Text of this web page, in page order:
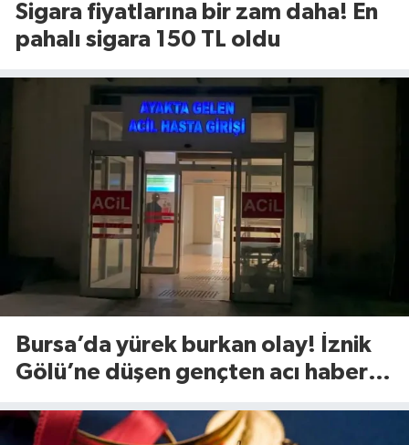
Sigara fiyatlarına bir zam daha! En
pahalı sigara 150 TL oldu
Bursa’da yürek burkan olay! İznik
Gölü’ne düşen gençten acı haber